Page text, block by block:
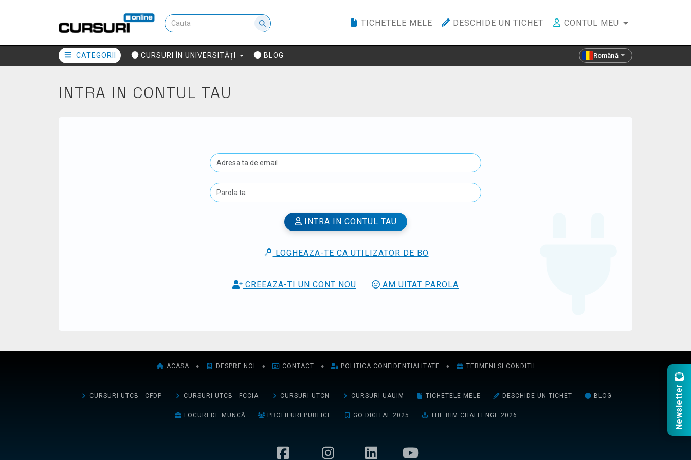
TICHETELE MELE DESCHIDE UN TICHET CONTUL MEU
CATEGORII CURSURI ÎN UNIVERSITĂȚI BLOG Română
INTRA IN CONTUL TAU
INTRA IN CONTUL TAU
LOGHEAZA-TE CA UTILIZATOR DE BO
CREEAZA-TI UN CONT NOU AM UITAT PAROLA
ACASA ♦ DESPRE NOI ♦ CONTACT ♦ POLITICA CONFIDENTIALITATE ♦ TERMENI SI CONDITII
CURSURI UTCB - CFDP CURSURI UTCB - FCCIA CURSURI UTCN CURSURI UAUIM TICHETELE MELE DESCHIDE UN TICHET BLOG
LOCURI DE MUNCĂ PROFILURI PUBLICE GO DIGITAL 2025 THE BIM CHALLENGE 2026 Newsletter